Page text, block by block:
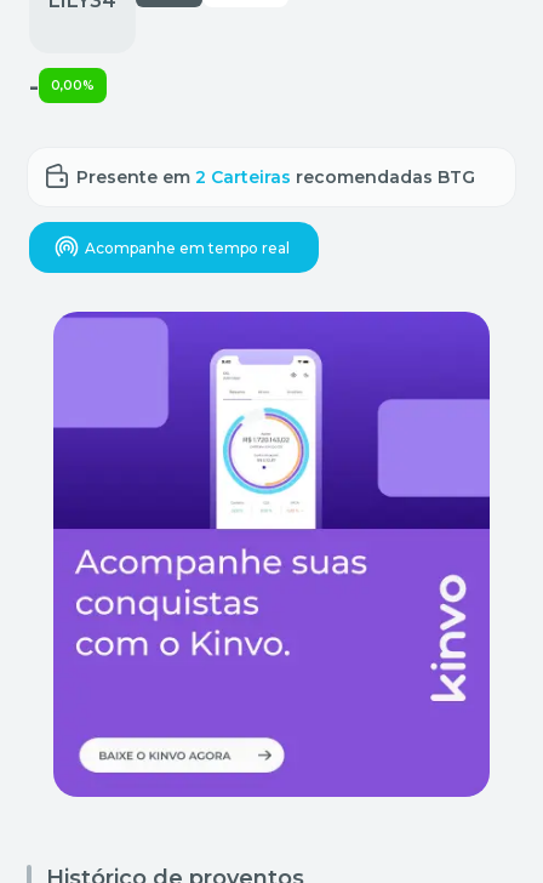
Presente em 2 Carteiras recomendadas BTG
Acompanhe em tempo real
- 0,00%